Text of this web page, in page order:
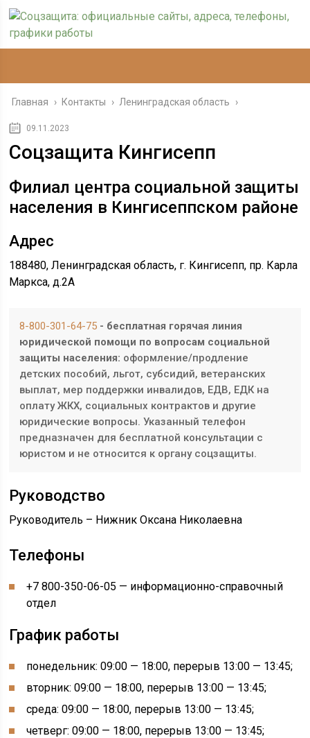
Главная › Контакты › Ленинградская область ›
09.11.2023
Соцзащита Кингисепп
Филиал центра социальной защиты
населения в Кингисеппском районе
Адрес
188480, Ленинградская область, г. Кингисепп, пр. Карла
Маркса, д.2А
8-800-301-64-75 - бесплатная горячая линия
юридической помощи по вопросам социальной
защиты населения: оформление/продление
детских пособий, льгот, субсидий, ветеранских
выплат, мер поддержки инвалидов, ЕДВ, ЕДК на
оплату ЖКХ, социальных контрактов и другие
юридические вопросы. Указанный телефон
предназначен для бесплатной консультации с
юристом и не относится к органу соцзащиты.
Руководство
Руководитель – Нижник Оксана Николаевна
Телефоны
+7 800-350-06-05 — информационно-справочный
отдел
График работы
понедельник: 09:00 — 18:00, перерыв 13:00 — 13:45;
вторник: 09:00 — 18:00, перерыв 13:00 — 13:45;
среда: 09:00 — 18:00, перерыв 13:00 — 13:45;
четверг: 09:00 — 18:00, перерыв 13:00 — 13:45;